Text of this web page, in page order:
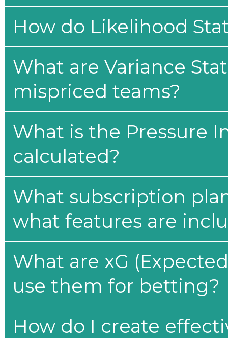
How do Likelihood
What are Variance
mispriced teams?
What is the Pressure
calculated?
What subscription
what features are
What are xG
use them for betting?
How do I create